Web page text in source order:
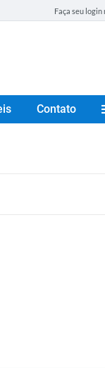
Faça seu login
Contato